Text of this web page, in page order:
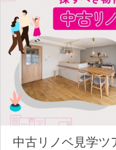
中古リノベ見学ツ